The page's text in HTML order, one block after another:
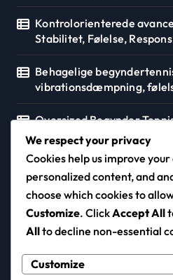
Kontrolorienterede
Stabilitet, Følelse, Respons
Behagelige
vibrationsdæmpning,
Oversized Begynder
Tilgivelse, Kraft
We respect your privacy
Cookies help us improve
personalized content, and
choose which cookies to
Customize. ClickAccept All
Allto decline non-essential
Customize